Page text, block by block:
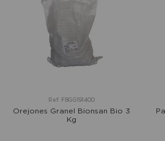
Ref: FBGG191400
Orejones Granel Bionsan Bio 3
Kg